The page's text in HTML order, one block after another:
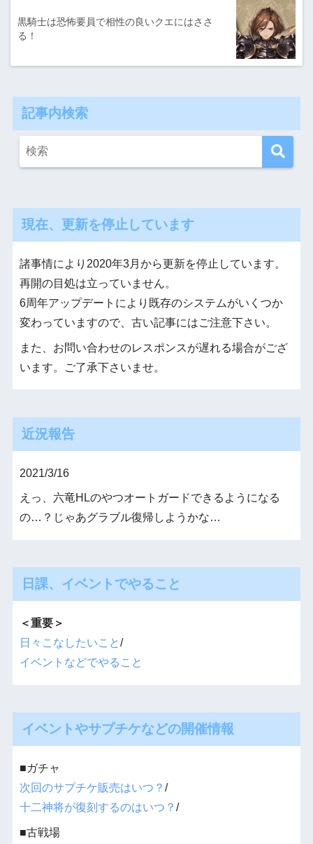
黒騎士は恐怖要員で相性の良いクエにはささ
る！
記事内検索
現在、更新を停止しています
諸事情により2020年3月から更新を停止しています。
再開の目処は立っていません。
6周年アップデートにより既存のシステムがいくつか
変わっていますので、古い記事にはご注意下さい。
また、お問い合わせのレスポンスが遅れる場合がござ
います。ご了承下さいませ。
近況報告
2021/3/16
えっ、六竜HLのやつオートガードできるようになる
の…？じゃあグラブル復帰しようかな…
日課、イベントでやること
＜重要＞
日々こなしたいこと/
イベントなどでやること
イベントやサプチケなどの開催情報
■ガチャ
次回のサプチケ販売はいつ？ /
十二神将が復刻するのはいつ？ /
■古戦場